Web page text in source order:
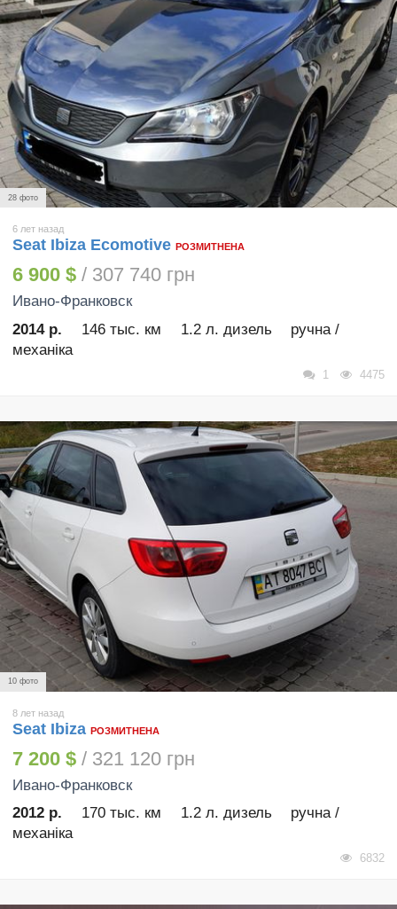
28 фото
6 лет назад
Seat Ibiza Ecomotive РОЗМИТНЕНА
6 900 $ / 307 740 грн
Ивано-Франковск
2014 р.
146 тыс. км 1.2 л. дизель
ручна /
механіка
1 4475
10 фото
8 лет назад
Seat Ibiza РОЗМИТНЕНА
7 200 $ / 321 120 грн
Ивано-Франковск
2012 р.
170 тыс. км 1.2 л. дизель
ручна /
механіка
6832